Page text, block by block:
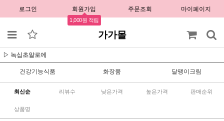
로그인 회원가입
1,000원 적립
주문조회 마이페이지
가가몰
▷ 녹십초알로에
건강기능식품 화장품 달팽이크림
최신순 리뷰수 낮은가격 높은가격 판매순위
상품명